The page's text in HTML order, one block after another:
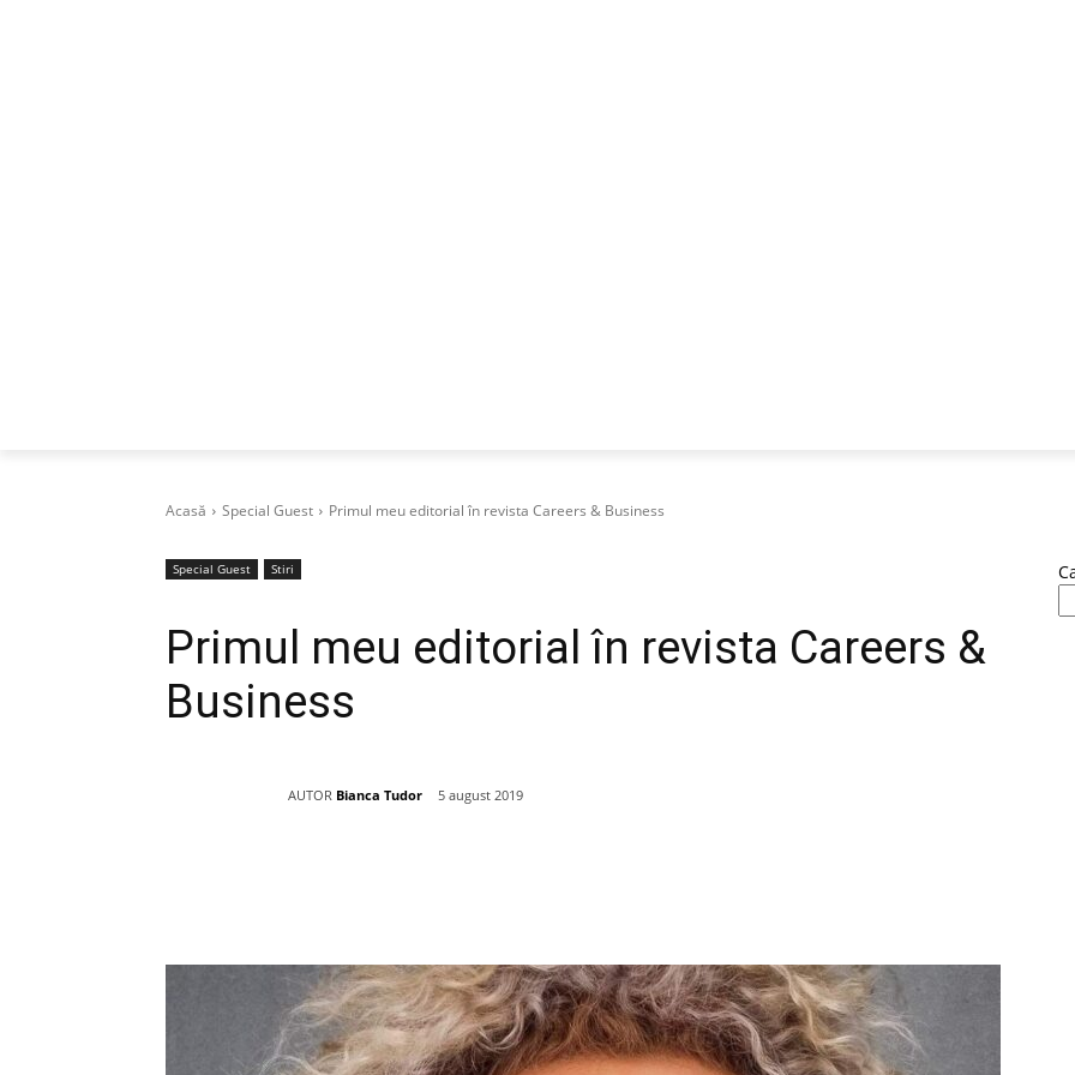
Acasă Special Guest Primul meu editorial în revista Careers & Business
Special Guest Stiri
Primul meu editorial în revista Careers &
Business
AUTOR Bianca Tudor 5 august 2019